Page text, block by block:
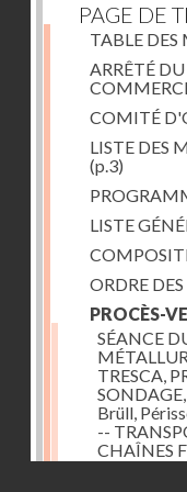
PAGE DE
TABLE DES
ARRÊTÉ
COMITÉ
LISTE DES
(p.3)
LISTE
ORDRE
PROCÈS-
SÉANCE
TRESCA,
Brüll,
--
CHAÎNES